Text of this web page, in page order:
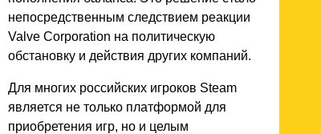
непосредственным следствием реакции
Valve Corporation на политическую
обстановку и действия других компаний.
Для многих российских игроков Steam
является не только платформой для
приобретения игр, но и целым